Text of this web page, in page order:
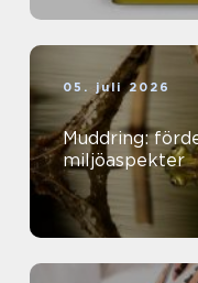
05. juli 2026
Muddring:
miljöaspekter